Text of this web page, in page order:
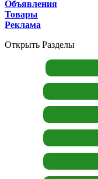
Объявления
Товары
Реклама
Открыть Разделы